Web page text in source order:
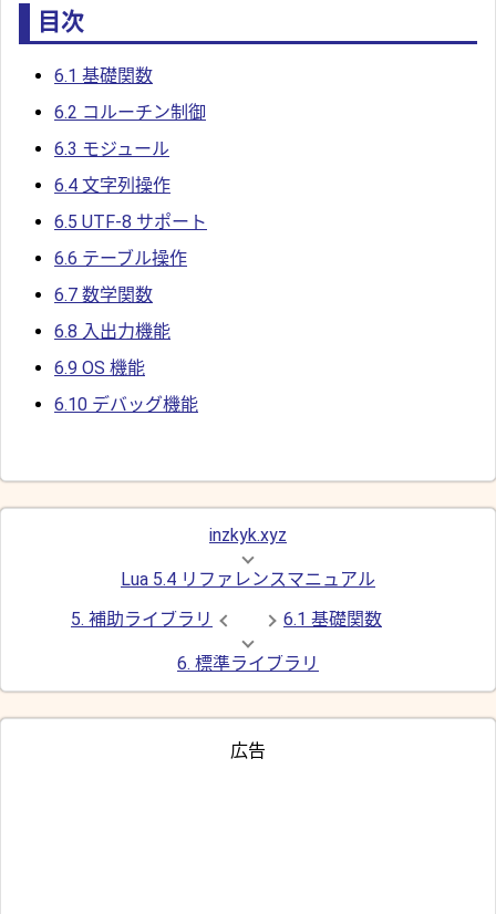
目次
6.1 基礎関数
6.2 コルーチン制御
6.3 モジュール
6.4 文字列操作
6.5 UTF-8 サポート
6.6 テーブル操作
6.7 数学関数
6.8 入出力機能
6.9 OS 機能
6.10 デバッグ機能
inzkyk.xyz
Lua 5.4 リファレンスマニュアル
5. 補助ライブラリ
6.1 基礎関数
6. 標準ライブラリ
広告